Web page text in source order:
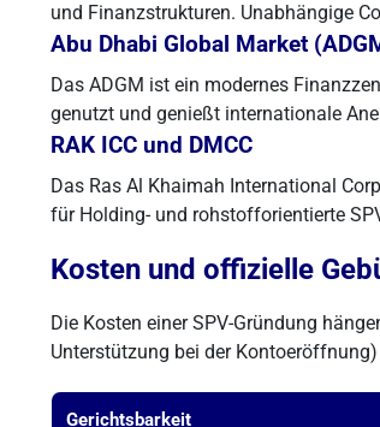
und Finanzstrukturen. Unabhängige
Abu Dhabi Global Market
Das ADGM ist ein modernes
genutzt und genießt internationale
RAK ICC und DMCC
Das Ras Al Khaimah International
für Holding- und rohstofforientierte
Kosten und offizielle
Die Kosten einer SPV-Gründung
Unterstützung bei der
Gerichtsbarkeit